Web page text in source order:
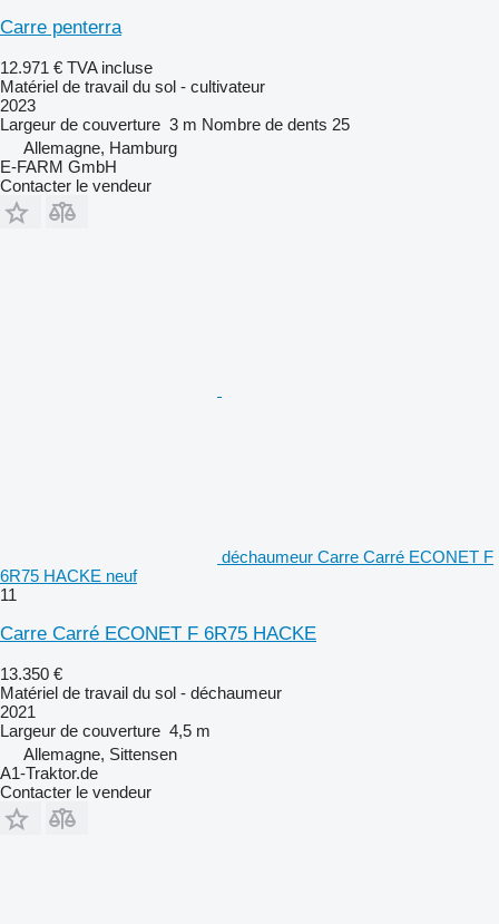
Carre penterra
12.971 € TVA incluse
Matériel de travail du sol - cultivateur
2023
Largeur de couverture 3 m Nombre de dents 25
Allemagne, Hamburg
E-FARM GmbH
Contacter le vendeur
déchaumeur Carre Carré ECONET F
6R75 HACKE neuf
11
Carre Carré ECONET F 6R75 HACKE
13.350 €
Matériel de travail du sol - déchaumeur
2021
Largeur de couverture 4,5 m
Allemagne, Sittensen
A1-Traktor.de
Contacter le vendeur